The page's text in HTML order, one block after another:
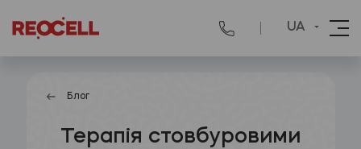
UA
Блог
Терапія стовбуровими